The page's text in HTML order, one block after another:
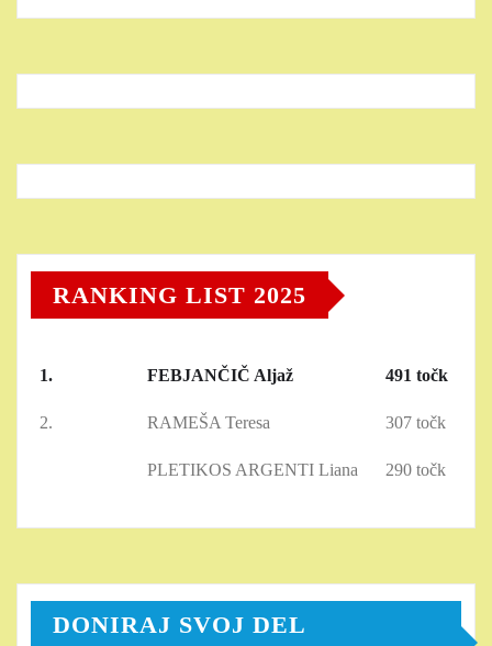
RANKING LIST 2025
1. FEBJANČIČ Aljaž 491 točk
2. RAMEŠA Teresa 307 točk
PLETIKOS ARGENTI Liana 290 točk
DONIRAJ SVOJ DEL